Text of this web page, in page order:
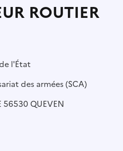
ROUTIER
l'État
des armées (SCA)
56530 QUEVEN